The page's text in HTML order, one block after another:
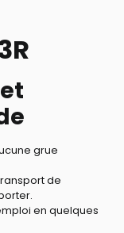
grue
de
en quelques